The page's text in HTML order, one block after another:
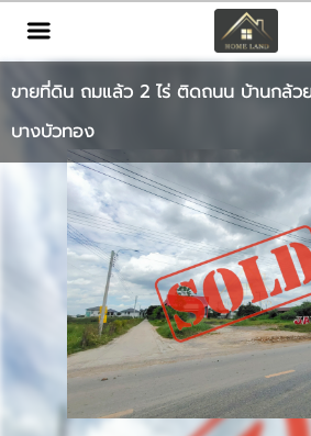
TH
เข้าสู่ระบบ สมัครสมาชิก
หน้าหลัก
ทรัพย์สิน
บริการ
ข่าวสาร
ติดต่อ
ขายที่ดิน ถมแล้ว 2 ไร่ ติดถนน บ้านกล้ว
บางบัวทอง